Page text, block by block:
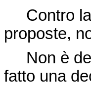
Contro la
proposte,
Non è del
fatto una